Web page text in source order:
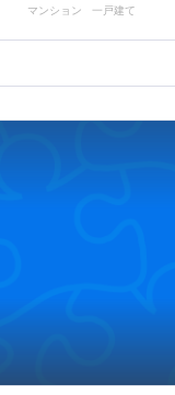
マンション 一戸建て